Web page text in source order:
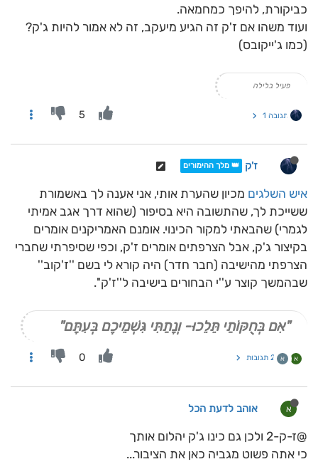
כביקורת, להיפך כמחמאה.
ועוד משהו אם ז'ק זה הגיע מיעקב, זה לא אמור להיות ג'ק?
(כמו ג'ייקובס)
פעיל בלילה
תגובה 1 5
ז'ק 👑 מלך ההימורים
איש השלגים מכיון שהערת אותי, אני אענה לך באשמורת
ששייכת לך, שהתשובה היא בסיפור (שהוא דרך אגב אמיתי
לגמרי) שהבאתי למקור הכינוי. אומנם האמריקנים אומרים
בקיצור ג'ק, אבל הצרפתים אומרים ז'ק, וכפי שסיפרתי שחברי
הצרפתי מהישיבה (חבר חדר) היה קורא לי בשם ''ז'קוב''
שבהמשך קוצר ע''י הבחורים בישיבה ל''ז'ק''.
"אִם בְּחֻקּוֹתַי תֵּלֵכוּ- וְנָתַתִּי גִּשְׁמֵיכֶם בְּעִתָּם"
א א 2 תגובות 0
א אוהב לדעת הכל
@ז-ק-2 ולכן גם כינו ג'ק יהלום אותך
כי אתה פשוט מגביה כאן את הציבור...